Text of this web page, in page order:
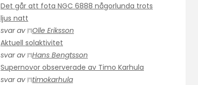
Det går att fota NGC 6888 någorlunda trots
ljus natt
svar av
Olle Eriksson
Aktuell solaktivitet
svar av
Hans Bengtsson
Supernovor observerade av Timo Karhula
svar av
timokarhula